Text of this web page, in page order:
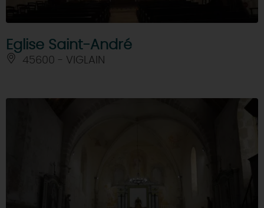
Eglise Saint-André
45600 - VIGLAIN